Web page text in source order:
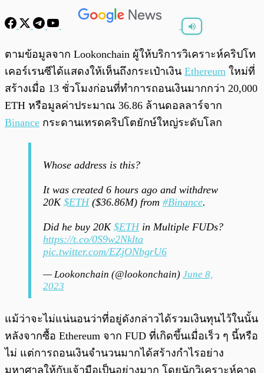
/ 0:00
ตามข้อมูลจาก Lookonchain ผู้ให้บริการวิเคราะห์คริปโท
เคอร์เรนซีได้แสดงให้เห็นถึงกระเป๋าเงิน Ethereum ใหม่ที่
สร้างเมื่อ 13 ชั่วโมงก่อนที่ทำการถอนเงินมากกว่า 20,000
ETH หรือมูลค่าประมาณ 36.86 ล้านดอลลาร์จาก
Binance กระดานเทรดคริปโตยักษ์ใหญ่ระดับโลก
Whose address is this?
It was created 6 hours ago and withdrew
20K $ETH($36.86M) from #Binance.
Did he buy 20K $ETHin Multiple FUDs?
https://t.co/0S9w2Nklta
pic.twitter.com/EZjONbgrU6
— Lookonchain (@lookonchain) June 8,
2023
แม้ว่าจะไม่แน่นอนว่าที่อยู่ดังกล่าวได้รวมเงินทุนไว้ในนั้น
หลังจากซื้อ Ethereum จาก FUD ที่เกิดขึ้นเมื่อเร็ว ๆ นี้หรือ
ไม่ แต่การถอนเงินจำนวนมากได้สร้างกำไรอย่าง
มหาศาลให้กับเจ้ามือเป็นอย่างมาก โดยนักวิเคราะห์คาด